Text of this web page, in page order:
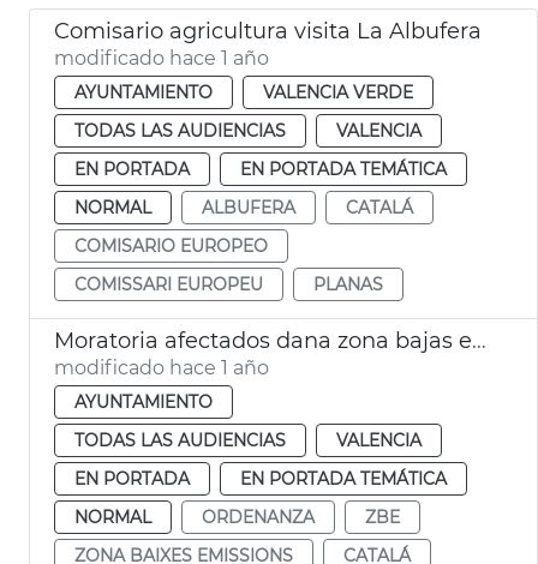
Comisario agricultura visita La Albufera
modificado hace 1 año
AYUNTAMIENTO
VALENCIA VERDE
TODAS LAS AUDIENCIAS
VALENCIA
EN PORTADA
EN PORTADA TEMÁTICA
NORMAL
ALBUFERA
CATALÁ
COMISARIO EUROPEO
COMISSARI EUROPEU
PLANAS
Moratoria afectados dana zona bajas emisiones València
modificado hace 1 año
AYUNTAMIENTO
TODAS LAS AUDIENCIAS
VALENCIA
EN PORTADA
EN PORTADA TEMÁTICA
NORMAL
ORDENANZA
ZBE
ZONA BAIXES EMISSIONS
CATALÁ